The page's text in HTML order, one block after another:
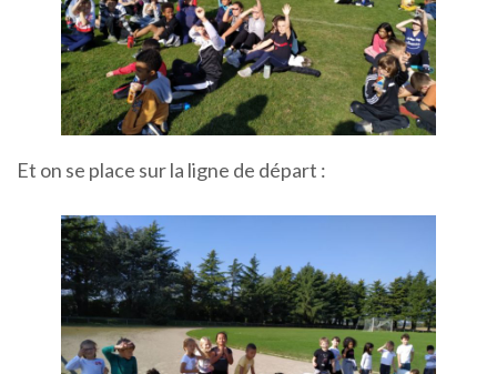
Et on se place sur la ligne de départ :